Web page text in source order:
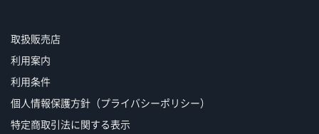
取扱販売店
利用案内
利用条件
個人情報保護方針（プライバシーポリシー）
特定商取引法に関する表示